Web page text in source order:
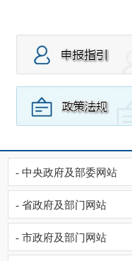
- 中央政府及部委网站
- 省政府及部门网站
- 市政府及部门网站